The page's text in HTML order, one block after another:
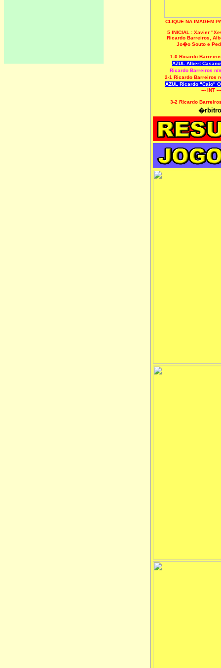
CLIQUE NA IMAGEM
5 INICIAL : Xavier
Ricardo Barreiros,
Jo�o Souto e
1-0 Ricardo
AZUL Albert
Ricardo Barreiros n/
2-1 Ricardo Barreiros
AZUL Ricardo "Caio"
--- INT ---
3-2 Ricardo